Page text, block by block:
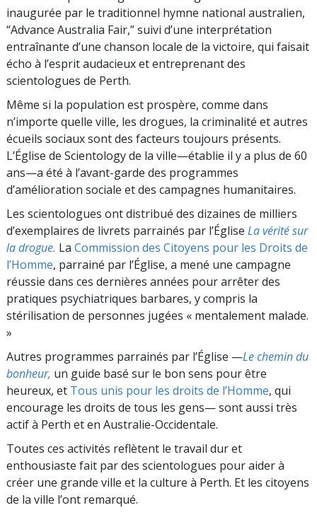
inaugurée par le traditionnel hymne national australien,
“Advance Australia Fair,” suivi d’une interprétation
entraînante d’une chanson locale de la victoire, qui faisait
écho à l’esprit audacieux et entreprenant des
scientologues de Perth.
Même si la population est prospère, comme dans
n’importe quelle ville, les drogues, la criminalité et autres
écueils sociaux sont des facteurs toujours présents.
L’Église de Scientology de la ville—établie il y a plus de 60
ans—a été à l’avant-garde des programmes
d’amélioration sociale et des campagnes humanitaires.
Les scientologues ont distribué des dizaines de milliers
d’exemplaires de livrets parrainés par l’Église La vérité sur
la drogue. La Commission des Citoyens pour les Droits de
l’Homme, parrainé par l’Église, a mené une campagne
réussie dans ces dernières années pour arrêter des
pratiques psychiatriques barbares, y compris la
stérilisation de personnes jugées « mentalement malade.
»
Autres programmes parrainés par l’Église —Le chemin du
bonheur, un guide basé sur le bon sens pour être
heureux, et Tous unis pour les droits de l’Homme, qui
encourage les droits de tous les gens— sont aussi très
actif à Perth et en Australie-Occidentale.
Toutes ces activités reflètent le travail dur et
enthousiaste fait par des scientologues pour aider à
créer une grande ville et la culture à Perth. Et les citoyens
de la ville l’ont remarqué.